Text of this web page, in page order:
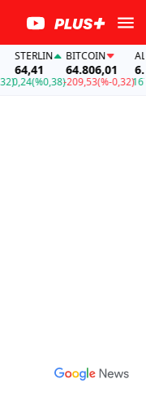
STERLIN
64,41
0,24(%0,38)
BITCOIN
64.806,01
-209,53(%-0,32)